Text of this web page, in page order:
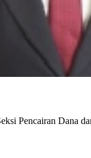
Pencairan Dana